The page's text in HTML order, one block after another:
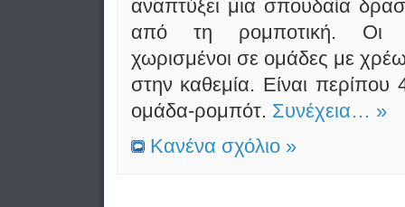
αναπτύξει μια σπουδαία
από τη ρομποτική. Οι
χωρισμένοι σε ομάδες με
στην καθεμία. Είναι περίπου
ομάδα-ρομπότ. Συνέχεια… »
Κανένα σχόλιο »